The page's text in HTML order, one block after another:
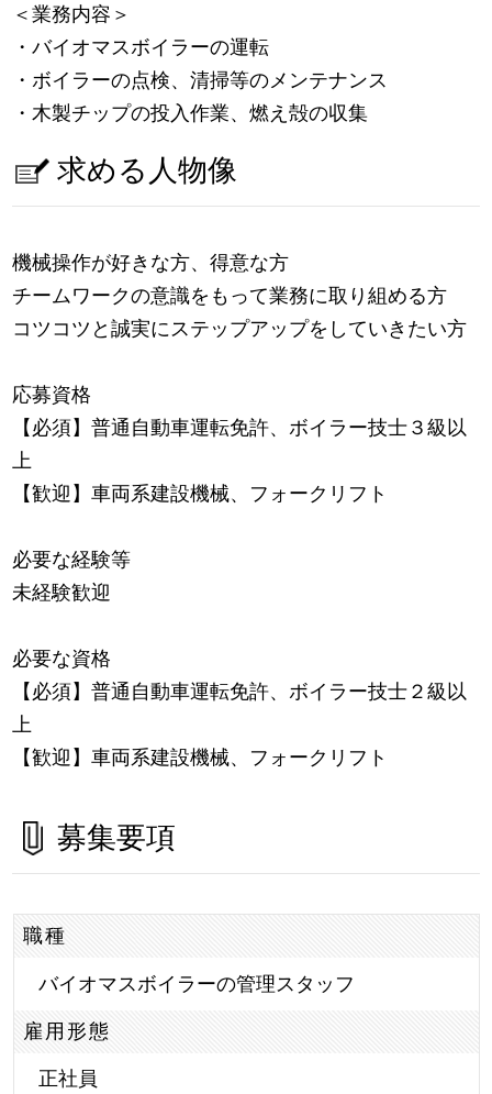
＜業務内容＞
・バイオマスボイラーの運転
・ボイラーの点検、清掃等のメンテナンス
・木製チップの投入作業、燃え殻の収集
求める人物像
機械操作が好きな方、得意な方
チームワークの意識をもって業務に取り組める方
コツコツと誠実にステップアップをしていきたい方
応募資格
【必須】普通自動車運転免許、ボイラー技士３級以
上
【歓迎】車両系建設機械、フォークリフト
必要な経験等
未経験歓迎
必要な資格
【必須】普通自動車運転免許、ボイラー技士２級以
上
【歓迎】車両系建設機械、フォークリフト
募集要項
職種
バイオマスボイラーの管理スタッフ
雇用形態
正社員